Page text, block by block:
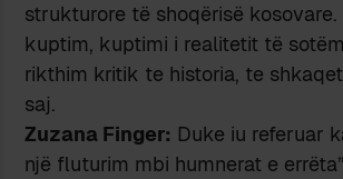
strukturore të shoqërisë kosovare.
kuptim, kuptimi i realitetit të
rikthim kritik te historia, te
saj.
Zuzana Finger: Duke iu referuar
një fluturim mbi humnerat e